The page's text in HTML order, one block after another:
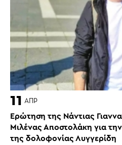
11 ΑΠΡ
Ερώτηση της Νάντιας
Μιλένας Αποστολάκη για
της δολοφονίας Λυγγερίδη